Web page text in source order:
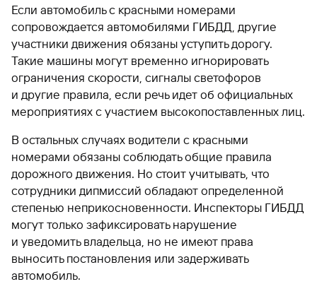
Если автомобиль с красными номерами
сопровождается автомобилями ГИБДД, другие
участники движения обязаны уступить дорогу.
Такие машины могут временно игнорировать
ограничения скорости, сигналы светофоров
и другие правила, если речь идет об официальных
мероприятиях с участием высокопоставленных лиц.
В остальных случаях водители с красными
номерами обязаны соблюдать общие правила
дорожного движения. Но стоит учитывать, что
сотрудники дипмиссий обладают определенной
степенью неприкосновенности. Инспекторы ГИБДД
могут только зафиксировать нарушение
и уведомить владельца, но не имеют права
выносить постановления или задерживать
автомобиль.